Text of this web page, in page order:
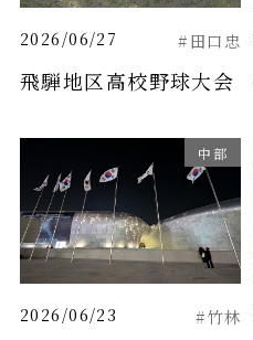
2026/06/27 #田口忠
飛騨地区高校野球大会
中部
2026/06/23 #竹林